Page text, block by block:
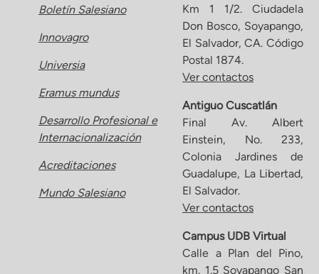
Boletín Salesiano
Innovagro
Universia
Eramus mundus
Desarrollo Profesional e
Internacionalización
Acreditaciones
Mundo Salesiano
Km 1 1/2. Ciudadela
Don Bosco, Soyapango,
El Salvador, CA. Código
Postal 1874.
Ver contactos
Antiguo Cuscatlán
Final Av. Albert
Einstein, No. 233,
Colonia Jardines de
Guadalupe, La Libertad,
El Salvador.
Ver contactos
Campus UDB Virtual
Calle a Plan del Pino,
km. 1.5 Soyapango San